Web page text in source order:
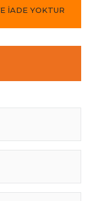
İADE YOKTUR